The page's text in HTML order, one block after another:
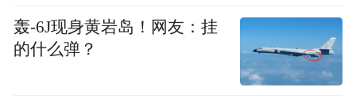
随着国民健康意识的进一步提升，推动传统
食养现代化，食疗科普的规范化、专业化、
公益化必将成为大健康领域的趋势！
轰-6J现身黄岩岛！网友：挂
的什么弹？